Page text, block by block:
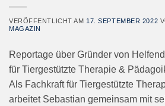
VERÖFFENTLICHT AM 17. SEPTEMBER 2022
MAGAZIN
Reportage über Gründer von
für Tiergestützte Therapie &
Als Fachkraft für Tiergestützte
arbeitet Sebastian gemeinsam mit